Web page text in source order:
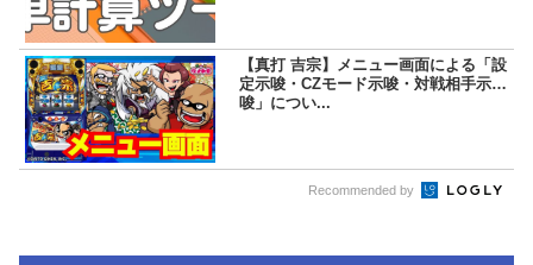
【真打 吉宗】メニュー画面による「設
定示唆・CZモード示唆・対戦相手示
唆」につい...
Recommended by